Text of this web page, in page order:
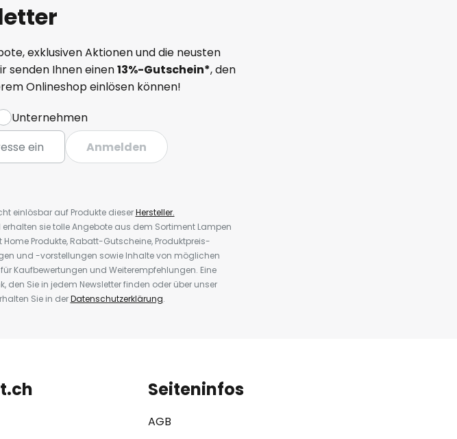
exklusiven Aktionen und die neusten
senden Ihnen einen13%-Gutschein*, den
Onlineshop einlösen können!
Unternehmen
Anmelden
einlösbar auf Produkte dieserHersteller.
sie tolle Angebote aus dem Sortiment Lampen
Produkte, Rabatt-Gutscheine, Produktpreis-
und -vorstellungen sowie Inhalte von möglichen
Kaufbewertungen und Weiterempfehlungen. Eine
Sie in jedem Newsletter finden oder über unser
Sie in derDatenschutzerklärung.
Seiteninfos
AGB